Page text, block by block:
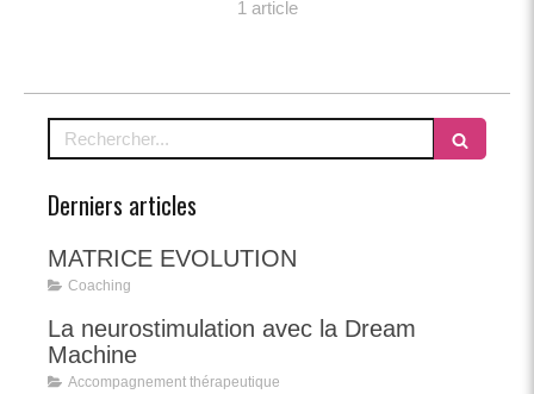
1 article
Rechercher
Derniers articles
MATRICE EVOLUTION
Coaching
La neurostimulation avec la Dream
Machine
Accompagnement thérapeutique